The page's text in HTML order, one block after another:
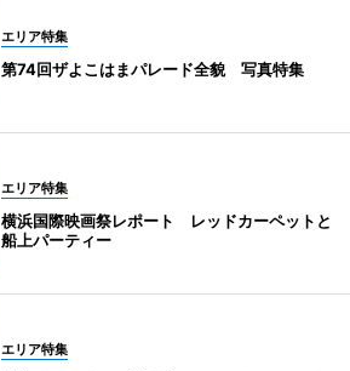
エリア特集
第74回ザよこはまパレード全貌 写真特集
エリア特集
横浜国際映画祭レポート レッドカーペットと
船上パーティー
エリア特集